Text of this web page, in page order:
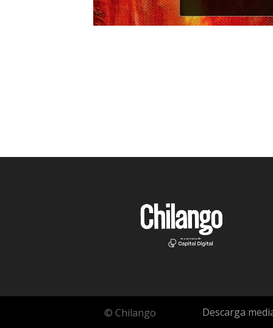
© Chilango Descarga